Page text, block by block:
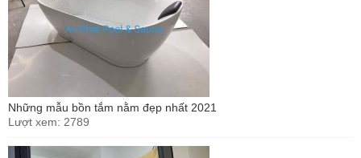
Những mẫu bồn tắm nằm đẹp nhất 2021
Lượt xem: 2789